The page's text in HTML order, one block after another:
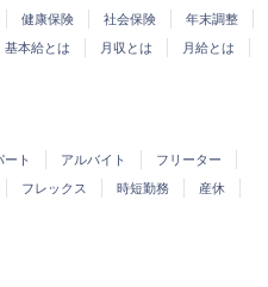
健康保険 社会保険
年末調整
基本給とは 月収とは
月給とは
ート アルバイト
フリーター
フレックス 時短勤務
産休